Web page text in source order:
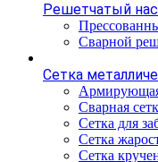
Решетчатый
Сварной
Сетка
Сварная
Сетка для
Сетка
Сетка